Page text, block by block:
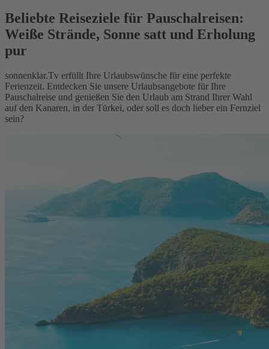
Beliebte Reiseziele für Pauschalreisen:
Weiße Strände, Sonne satt und Erholung
pur
sonnenklar.Tv erfüllt Ihre Urlaubswünsche für eine perfekte
Ferienzeit. Entdecken Sie unsere Urlaubsangebote für Ihre
Pauschalreise und genießen Sie den Urlaub am Strand Ihrer Wahl
auf den Kanaren, in der Türkei, oder soll es doch lieber ein Fernziel
sein?